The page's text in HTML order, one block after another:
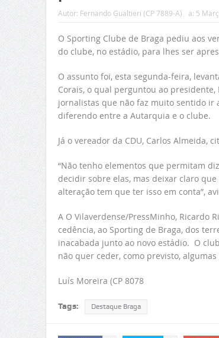
Autor: Fernando Gualtieri (CP 7889-A) a: 5
O Sporting Clube de Braga pediu aos
do clube, no estádio, para lhes ser
O assunto foi, esta segunda-feira,
Corais, o qual perguntou ao
jornalistas que não faz muito sentido ir
diferendo entre a Autarquia e o clube.
Já o vereador da CDU, Carlos Almeida,
“Não tenho elementos que permitam
decidir sobre elas, mas deixar claro
alteração tem que ter isso em conta”,
A O Vilaverdense/PressMinho, Ricardo
cedência, ao Sporting de Braga, dos
inacabada junto ao novo estádio. O
não quer ceder, como previsto,
Luís Moreira (CP 8078
Tags: Destaque Braga